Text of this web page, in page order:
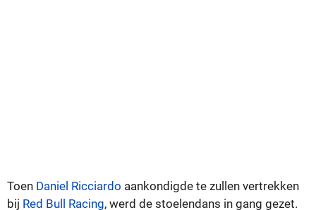
Toen Daniel Ricciardo aankondigde te zullen vertrekken
bij Red Bull Racing, werd de stoelendans in gang gezet.